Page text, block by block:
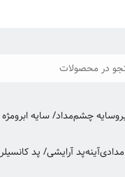
در محصولات
سایه چشممداد/ سایه ابرو
آینهپد آرایشی/ پد کانسیلر